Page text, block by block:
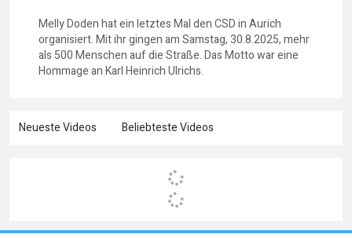
Melly Doden hat ein letztes Mal den CSD in Aurich
organisiert. Mit ihr gingen am Samstag, 30.8.2025, mehr
als 500 Menschen auf die Straße. Das Motto war eine
Hommage an Karl Heinrich Ulrichs.
Neueste Videos Beliebteste Videos